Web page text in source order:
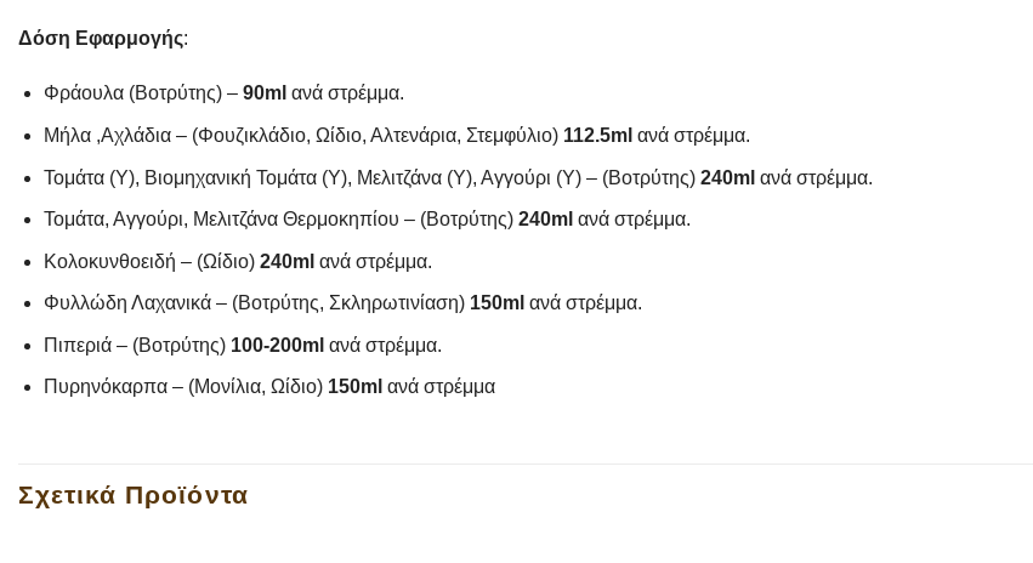
Δόση Εφαρμογής:
Φράουλα (Βοτρύτης) – 90ml ανά στρέμμα.
Μήλα ,Αχλάδια – (Φουζικλάδιο, Ωίδιο, Αλτενάρια, Στεμφύλιο) 112.5ml ανά στρέμμα.
Τομάτα (Υ), Βιομηχανική Τομάτα (Υ), Μελιτζάνα (Υ), Αγγούρι (Υ) – (Βοτρύτης) 240ml ανά στρέμμα.
Τομάτα, Αγγούρι, Μελιτζάνα Θερμοκηπίου – (Βοτρύτης)240ml ανά στρέμμα.
Κολοκυνθοειδή – (Ωίδιο) 240ml ανά στρέμμα.
Φυλλώδη Λαχανικά – (Βοτρύτης, Σκληρωτινίαση) 150ml ανά στρέμμα.
Πιπεριά – (Βοτρύτης) 100-200ml ανά στρέμμα.
Πυρηνόκαρπα – (Μονίλια, Ωίδιο) 150ml ανά στρέμμα
Σχετικά Προϊόντα